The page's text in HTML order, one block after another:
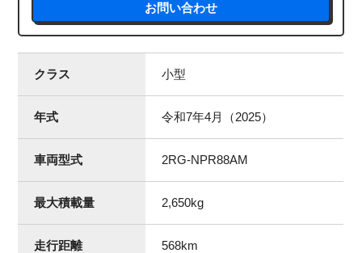
お問い合わせ
クラス 小型
年式 令和7年4月（2025）
車両型式 2RG-NPR88AM
最大積載量 2,650kg
走行距離 568km